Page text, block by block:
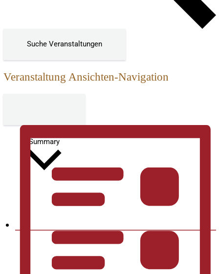
Suche Veranstaltungen
Veranstaltung Ansichten-Navigation
Summary